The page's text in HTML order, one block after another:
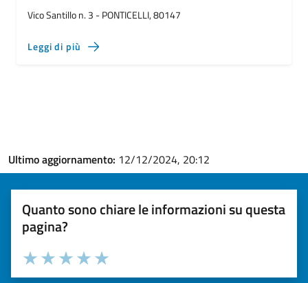
Vico Santillo n. 3 - PONTICELLI, 80147
Leggi di più
Ultimo aggiornamento: 12/12/2024, 20:12
Quanto sono chiare le informazioni su questa
pagina?
Valuta la chiarezza delle informazioni (da 1 a 5 stelle)
Seleziona il numero di stelle per valutare la chiarezza delle
Valuta 5 stelle su 5
Valuta 4 stelle su 5
Valuta 3 stelle su 5
Valuta 2 stelle su 5
Valuta 1 stelle su 5